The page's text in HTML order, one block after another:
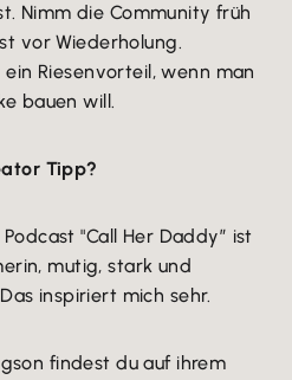
Nimm die Community früh
vor Wiederholung.
Riesenvorteil, wenn man
bauen will.
Tipp?
"Call Her Daddy” ist
mutig, stark und
inspiriert mich sehr.
findest du auf ihrem